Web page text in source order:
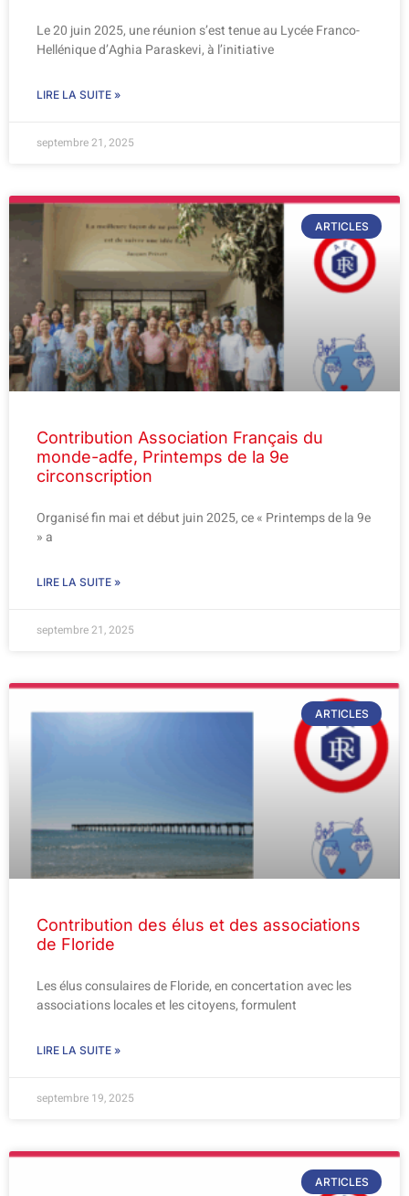
Le 20 juin 2025, une réunion s’est tenue au Lycée Franco-
Hellénique d’Aghia Paraskevi, à l’initiative
LIRE LA SUITE »
septembre 21, 2025
ARTICLES
Contribution Association Français du
monde-adfe, Printemps de la 9e
circonscription
Organisé fin mai et début juin 2025, ce « Printemps de la 9e
» a
LIRE LA SUITE »
septembre 21, 2025
ARTICLES
Contribution des élus et des associations
de Floride
Les élus consulaires de Floride, en concertation avec les
associations locales et les citoyens, formulent
LIRE LA SUITE »
septembre 19, 2025
ARTICLES